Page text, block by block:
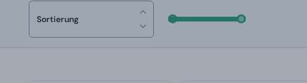
Sortierung